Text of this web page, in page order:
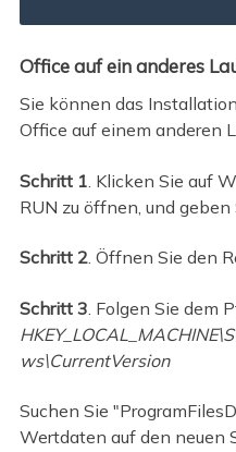
Office auf ein anderes
Sie können das
Office auf einem anderen
Schritt 1 . Klicken Sie auf
RUN zu öffnen, und geben
Schritt 2. Öffnen Sie den
Schritt 3 . Folgen Sie dem
ws\CurrentVersion
Suchen Sie
Wertdaten auf den neuen